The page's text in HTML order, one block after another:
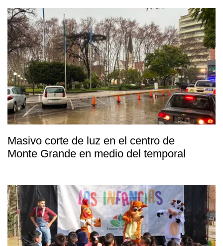
Masivo corte de luz en el centro de
Monte Grande en medio del temporal